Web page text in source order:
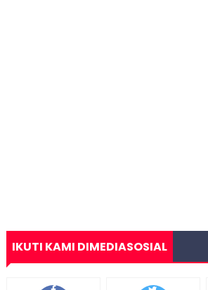
IKUTI KAMI DIMEDIASOSIAL